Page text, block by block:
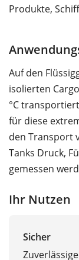
Produkte,
Auf den
isolierten
°C
für diese
den Transport
Tanks Druck,
gemessen
Ihr Nutzen
Sicher